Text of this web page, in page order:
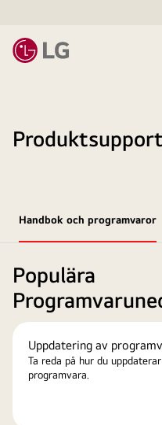
Produktsupport
Handbok och programvaror
Populära
Uppdatering av
Ta reda på hur du
programvara.